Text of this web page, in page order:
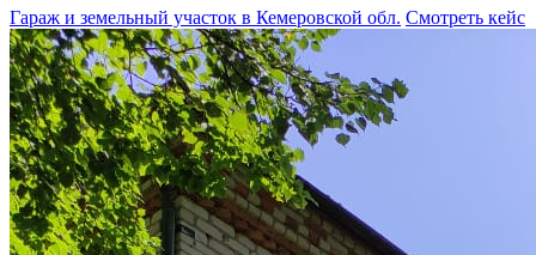
Гараж и земельный участок в Кемеровской обл. Смотреть кейс